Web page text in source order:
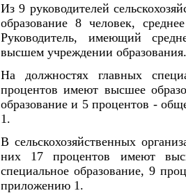
Из 9 руководителей
образование 8 человек,
Руководитель, имеющий
высшем учреждении образования.
На должностях главных
процентов имеют высшее
образование и 5 процентов -
1.
В сельскохозяйственных
них 17 процентов имеют
специальное образование, 9
приложению 1.